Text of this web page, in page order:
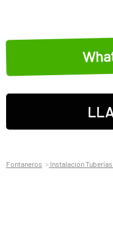
Fontaneros Instalacion